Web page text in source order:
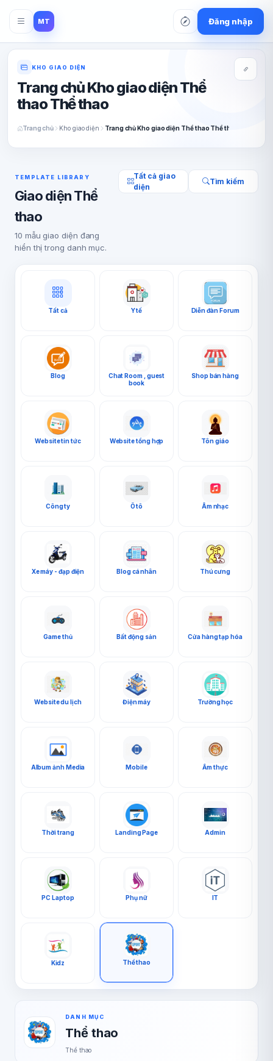
MT Đăng nhập
KHO GIAO DIỆN
Trang chủ Kho giao diện Thể
thao Thể thao
Trang chủ Kho giao diện Trang chủ Kho giao diện Thể thao Thể thao
TEMPLATE LIBRARY
Giao diện Thể
thao
10 mẫu giao diện đang
hiển thị trong danh mục.
Tất cả giao
diện
Tìm kiếm
Tất cả Y tế Diễn đàn Forum
Blog
Chat Room , guest
book
Shop bán hàng
Website tin tức Website tổng hợp Tôn giáo
Công ty Ô tô Âm nhạc
Xe máy - đạp điện Blog cá nhân Thú cưng
Game thủ Bất động sản Cửa hàng tạp hóa
Website du lịch Điện máy Trường học
Album ảnh Media Mobile Ẩm thực
Thời trang Landing Page Admin
PC Laptop Phụ nữ IT
Kidz Thể thao
DANH MỤC
Thể thao
Thể thao